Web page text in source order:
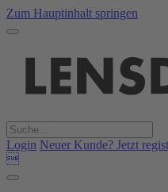
Zum Hauptinhalt springen
Login Neuer Kunde? Jetzt
